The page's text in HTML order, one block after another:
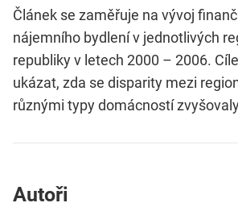
Článek se zaměřuje na vývoj
nájemního bydlení v jednotlivých
republiky v letech 2000 – 2006.
ukázat, zda se disparity mezi
různými typy domácností
Autoři